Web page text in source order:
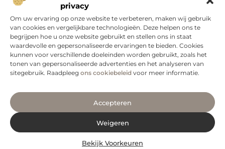
privacy
Om uw ervaring op onze website te verbeteren, maken wij gebruik
van cookies en vergelijkbare technologieën. Deze helpen ons te
begrijpen hoe u onze website gebruikt en stellen ons in staat
waardevolle en gepersonaliseerde ervaringen te bieden. Cookies
kunnen voor verschillende doeleinden worden gebruikt, zoals het
tonen van gepersonaliseerde advertenties en het analyseren van
sitegebruik. Raadpleeg ons cookiebeleid voor meer informatie.
Accepteren
Weigeren
Bekijk Voorkeuren
Tips voor een goede rug
Een gezonde en sterke rug is essentieel voor een goed
functioneren van je lichaam. Het is niet alleen belangrijk
voor